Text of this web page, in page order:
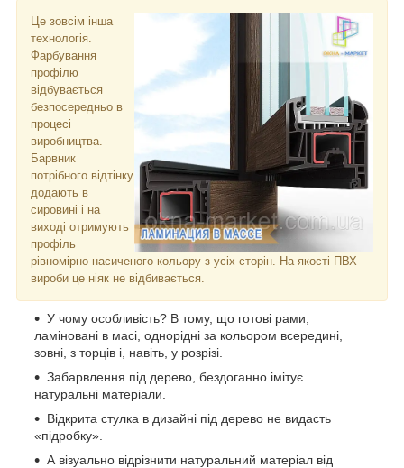
Це зовсім інша
технологія.
Фарбування
профілю
відбувається
безпосередньо в
процесі
виробництва.
Барвник
потрібного відтінку
додають в
сировині і на
виході отримують
профіль
рівномірно насиченого кольору з усіх сторін. На якості ПВХ
вироби це ніяк не відбивається.
У чому особливість? В тому, що готові рами,
ламіновані в масі, однорідні за кольором всередині,
зовні, з торців і, навіть, у розрізі.
Забарвлення під дерево, бездоганно імітує
натуральні матеріали.
Відкрита стулка в дизайні під дерево не видасть
«підробку».
А візуально відрізнити натуральний матеріал від